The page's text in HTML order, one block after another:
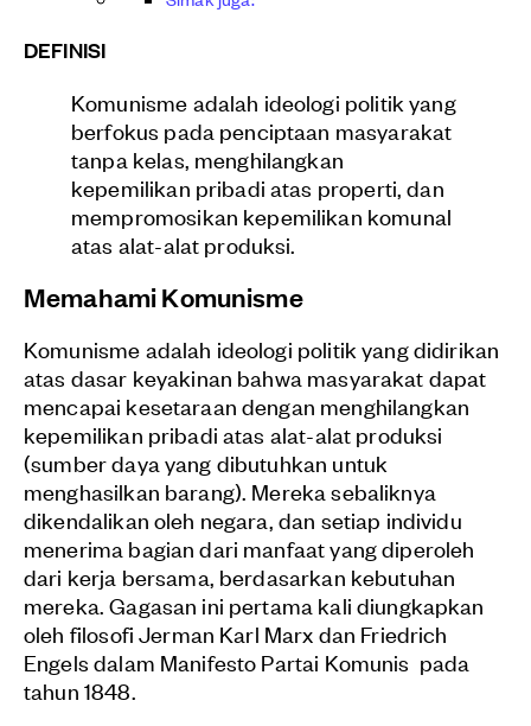
DEFINISI
Komunisme adalah ideologi politik yang
berfokus pada penciptaan masyarakat
tanpa kelas, menghilangkan
kepemilikan pribadi atas properti, dan
mempromosikan kepemilikan komunal
atas alat-alat produksi.
Memahami Komunisme
Komunisme adalah ideologi politik yang didirikan
atas dasar keyakinan bahwa masyarakat dapat
mencapai kesetaraan dengan menghilangkan
kepemilikan pribadi atas alat-alat produksi
(sumber daya yang dibutuhkan untuk
menghasilkan barang). Mereka sebaliknya
dikendalikan oleh negara, dan setiap individu
menerima bagian dari manfaat yang diperoleh
dari kerja bersama, berdasarkan kebutuhan
mereka. Gagasan ini pertama kali diungkapkan
oleh filosofi Jerman Karl Marx dan Friedrich
Engels dalam Manifesto Partai Komunis pada
tahun 1848.